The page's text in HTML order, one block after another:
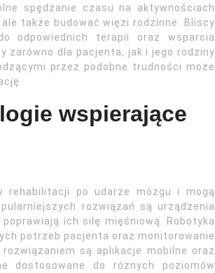
spędzanie czasu na aktywnościach
także budować więzi rodzinne. Bliscy
odpowiednich terapii oraz wsparcia
zarówno dla pacjenta, jak i jego rodziny
przez podobne trudności może
wspierające
rehabilitacji po udarze mózgu i mogą
rozwiązań są urządzenia
ich siłę mięśniową. Robotyka
potrzeb pacjenta oraz monitorowanie
są aplikacje mobilne oraz
dostosowane do różnych poziomów